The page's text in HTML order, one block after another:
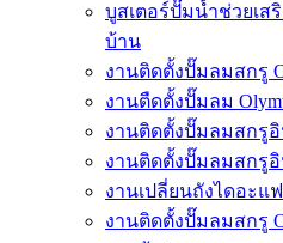
บูสเตอร์ปั๊มน้ำช่วยเส
บ้าน
งานติดตั้งปั๊มลมสกรู
งานตืดตั้งปั๊มลม
งานติดตั้งปั๊มลมสกรูอิ
งานติดตั้งปั๊มลมสกรูอิ
งานเปลี่ยนถังไดอะแ
งานติดตั้งปั๊มลมสกรู